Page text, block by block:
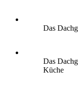
Das
Das
Küche